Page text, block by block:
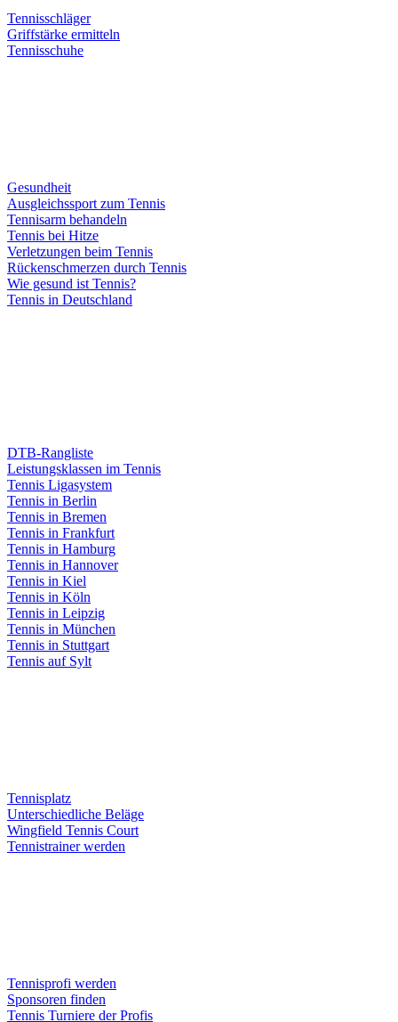
Tennisschläger
Griffstärke ermitteln
Tennisschuhe
Gesundheit
Ausgleichssport zum Tennis
Tennisarm behandeln
Tennis bei Hitze
Verletzungen beim Tennis
Rückenschmerzen durch Tennis
Wie gesund ist Tennis?
Tennis in Deutschland
DTB-Rangliste
Leistungsklassen im Tennis
Tennis Ligasystem
Tennis in Berlin
Tennis in Bremen
Tennis in Frankfurt
Tennis in Hamburg
Tennis in Hannover
Tennis in Kiel
Tennis in Köln
Tennis in Leipzig
Tennis in München
Tennis in Stuttgart
Tennis auf Sylt
Tennisplatz
Unterschiedliche Beläge
Wingfield Tennis Court
Tennistrainer werden
Tennisprofi werden
Sponsoren finden
Tennis Turniere der Profis